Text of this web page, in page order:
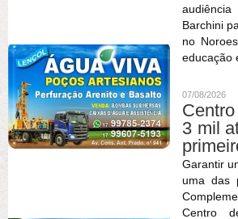
Barchini
no
educação
07/08/2026
3 mil
Garantir
uma das
Centro